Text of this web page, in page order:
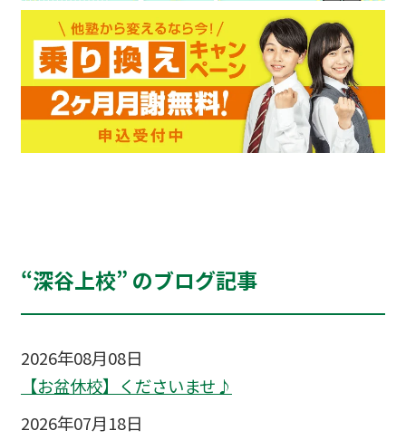
“深谷上校” のブログ記事
2026年08月08日
【お盆休校】くださいませ♪
2026年07月18日